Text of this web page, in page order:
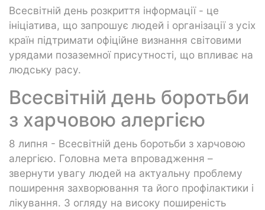
Всесвітній день розкриття інформації - це
ініціатива, що запрошує людей і організації з усіх
країн підтримати офіційне визнання світовими
урядами позаземної присутності, що впливає на
людську расу.
Всесвітній день боротьби
з харчовою алергією
8 липня - Всесвітній день боротьби з харчовою
алергією. Головна мета впровадження –
звернути увагу людей на актуальну проблему
поширення захворювання та його профілактики і
лікування. З огляду на високу поширеність